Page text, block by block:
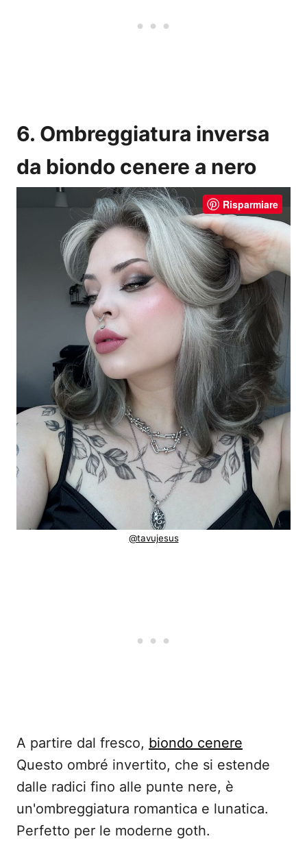
6. Ombreggiatura inversa
da biondo cenere a nero
Risparmiare
@tavujesus
A partire dal fresco, biondo cenere
Questo ombré invertito, che si estende
dalle radici fino alle punte nere, è
un'ombreggiatura romantica e lunatica.
Perfetto per le moderne goth.